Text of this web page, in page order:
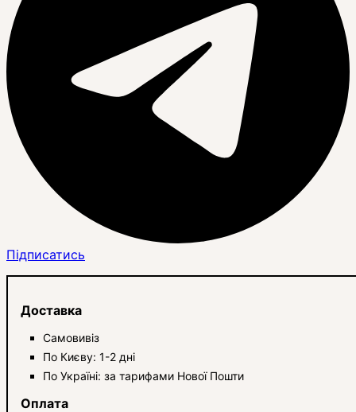
Підписатись
Доставка
Самовивіз
По Києву: 1-2 дні
По Україні: за тарифами Нової Пошти
Оплата